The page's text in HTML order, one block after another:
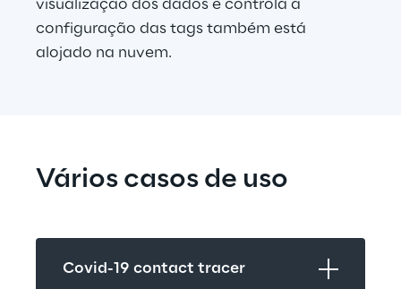
visualização dos dados e controla a
configuração das tags também está
alojado na nuvem.
Vários casos de uso
Covid-19 contact tracer